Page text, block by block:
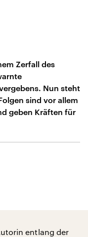
Zerfall des
Nun steht
sind vor allem
geben Kräften für
entlang der